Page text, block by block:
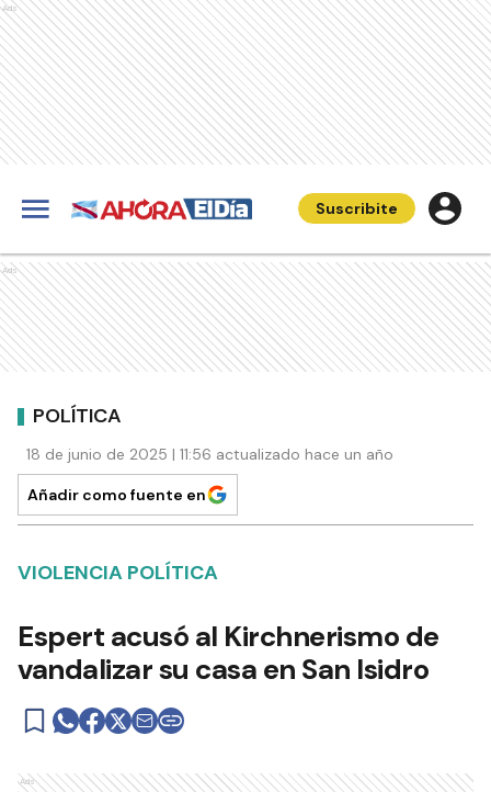
Ads
Suscribite
Ads
POLÍTICA
18 de junio de 2025 | 11:56 actualizado hace un año
Añadir como fuente en
VIOLENCIA POLÍTICA
Espert acusó al Kirchnerismo de
vandalizar su casa en San Isidro
Ads